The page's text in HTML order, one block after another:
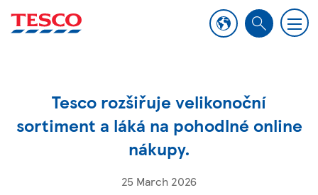
S
c
M
e
Tesco rozšiřuje velikonoční
sortiment a láká na pohodlné online
nákupy.
25 March 2026